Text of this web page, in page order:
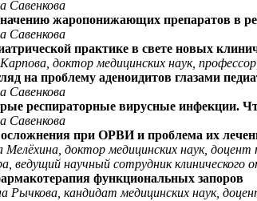
Савенкова
жаропонижающих препаратов в
Савенкова
практике в свете новых
доктор медицинских наук,
на проблему аденоидитов глазами
Савенкова
респираторные вирусные инфекции.
Савенкова
при ОРВИ и проблема их
Мелёхина, доктор медицинских наук,
ведущий научный сотрудник клинического
функциональных запоров
Рычкова, кандидат медицинских наук,